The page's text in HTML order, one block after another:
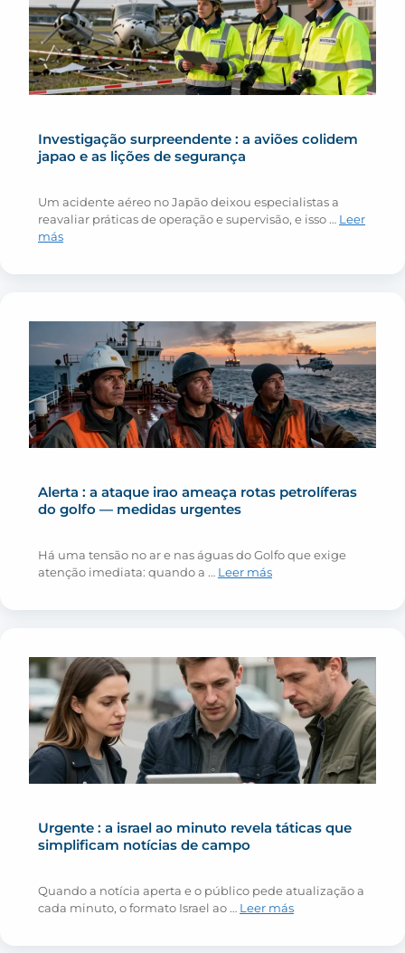
Investigação surpreendente : a aviões colidem
japao e as lições de segurança
Um acidente aéreo no Japão deixou especialistas a
reavaliar práticas de operação e supervisão, e isso … Leer
más
Alerta : a ataque irao ameaça rotas petrolíferas
do golfo — medidas urgentes
Há uma tensão no ar e nas águas do Golfo que exige
atenção imediata: quando a … Leer más
Urgente : a israel ao minuto revela táticas que
simplificam notícias de campo
Quando a notícia aperta e o público pede atualização a
cada minuto, o formato Israel ao … Leer más